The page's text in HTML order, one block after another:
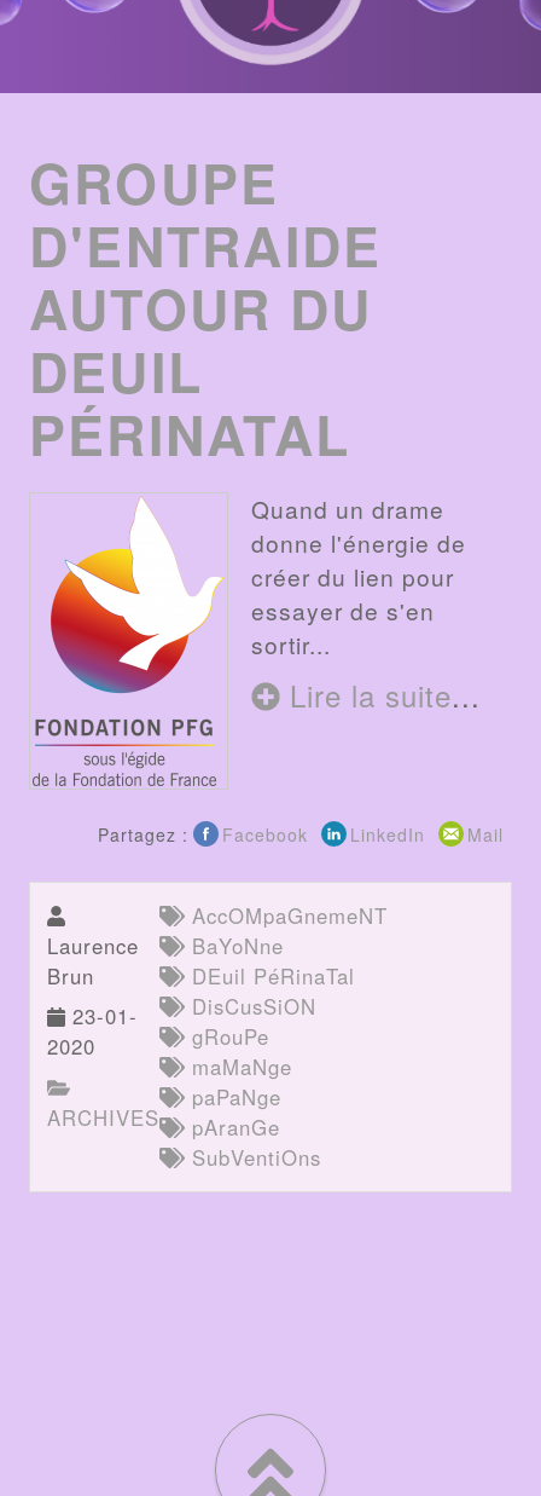
GROUPE
D'ENTRAIDE
AUTOUR DU
DEUIL
PÉRINATAL
Quand un drame
donne l'énergie de
créer du lien pour
essayer de s'en
sortir...
Lire la suite...
Partagez : Facebook LinkedIn Mail
Laurence
Brun
23-01-
2020
ARCHIVES
AccOMpaGnemeNT
BaYoNne
DEuil PéRinaTal
DisCusSiON
gRouPe
maMaNge
paPaNge
pAranGe
SubVentiOns